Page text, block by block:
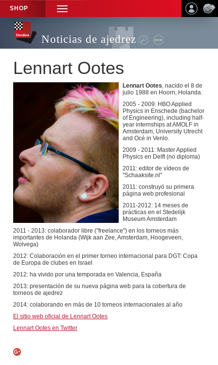
SHOP
TOGGLE
NAVIGATION
Noticias de ajedrez
Lennart Ootes
Lennart Ootes, nacido el 8 de
julio 1988 en Hoorn, Holanda.
2005 - 2009: HBO Applied
Physics in Enschede (bachelor
of Engineering), including half-
year internships at AMOLF in
Amsterdam, University Utrecht
and Océ in Venlo.
2009 - 2011: Master Applied
Physics en Delft (no diploma)
2011: editor de vídeos de
"Schaaksite.nl"
2011: construyó su primera
página web profesional
2011-2012: 14 meses de
prácticas en el Stedelijk
Museum Amsterdam
2011 - 2013: colaborador libre ("freelance") en los torneos más
importantes de Holanda (Wijk aan Zee, Amsterdam, Hoogeveen,
Wolvega)
2012: Colaboración en el primer torneo internacional para DGT: Copa
de Europa de clubes en Israel
2012: ha vivido por una temporada en Valencia, España
2013: presentación de su nueva página web para la cobertura de
torneos de ajedrez
2014: colaborando en más de 10 torneos internacionales al año
El sitio web oficial de Lennart Ootes
Lennart Ootes en Twitter